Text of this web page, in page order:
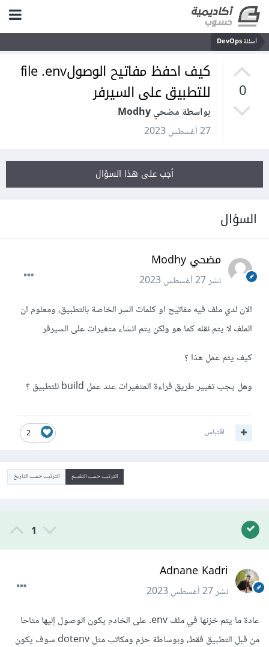
أسئلة DevOps
0
كيف احفظ مفاتيح الوصولfile .env
للتطبيق على السيرفر
بواسطة مضحي Modhy
27 أغسطس 2023
أجب على هذا السؤال
السؤال
مضحي Modhy
نشر27 أغسطس 2023
الان لدي ملف فيه مفاتيح او كلمات السر الخاصة بالتطبيق، ومعلوم ان
الملف لا يتم نقله كما هو ولكن يتم انشاء متغيرات على السيرفر
كيف يتم عمل هذا ؟
وهل يجب تغيير طريق قراءة المتغيرات عند عمل build للتطبيق ؟
2 اقتباس
الترتيب حسب التقييم الترتيب حسب التاريخ
1
Adnane Kadri
نشر27 أغسطس 2023
عادة ما يتم خزنها في ملف env. على الخادم يكون الوصول إليها متاحا
من قبل التطبيق فقط، وبوساطة حزم ومكاتب مثل dotenv سوف يكون